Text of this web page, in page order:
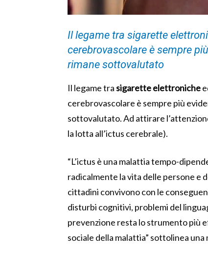
Il legame tra sigarette
cerebrovascolare è sempre
rimane sottovalutato
Il legame trasigarette elettroniche
cerebrovascolare è sempre più
sottovalutato. Ad attirare
la lotta all’ictus cerebrale).
“L’ictus è una malattia tempo-
radicalmente la vita delle persone e
cittadini convivono con le
disturbi cognitivi, problemi del
prevenzione resta lo strumento più
sociale della malattia” sottolinea una